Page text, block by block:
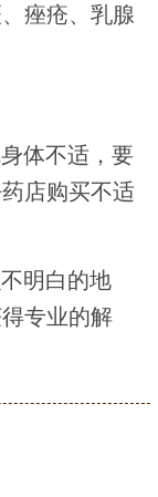
痤疮、乳腺
体不适，要
店购买不适
明白的地
专业的解